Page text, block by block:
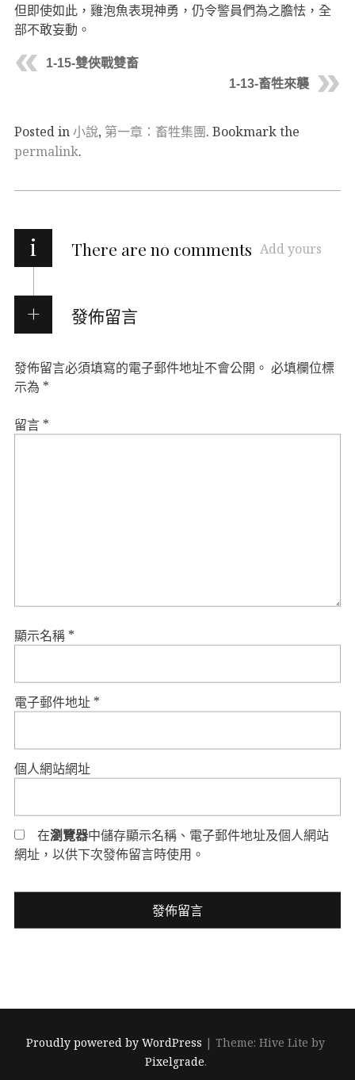
但即使如此，雞泡魚表現神勇，仍令警員們為之膽怯，全
部不敢妄動。
1-15-雙俠戰雙畜
1-13-畜牲來襲
Posted in小說, 第一章：畜牲集團. Bookmark the
permalink.
i There are no comments Add yours
發佈留言
發佈留言必須填寫的電子郵件地址不會公開。 必填欄位標
示為 *
留言 *
顯示名稱 *
電子郵件地址 *
個人網站網址
在瀏覽器中儲存顯示名稱、電子郵件地址及個人網站
網址，以供下次發佈留言時使用。
Proudly powered by WordPress |Theme: Hive Lite by
Pixelgrade.